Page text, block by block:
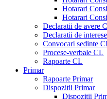
Hotarari
Hotarari
Declaratii de avere
Declaratii de
Convocari sedinte
Procese-verbale CL
Rapoarte CL
Primar
Rapoarte Primar
Dispozitii Primar
Dispozitii